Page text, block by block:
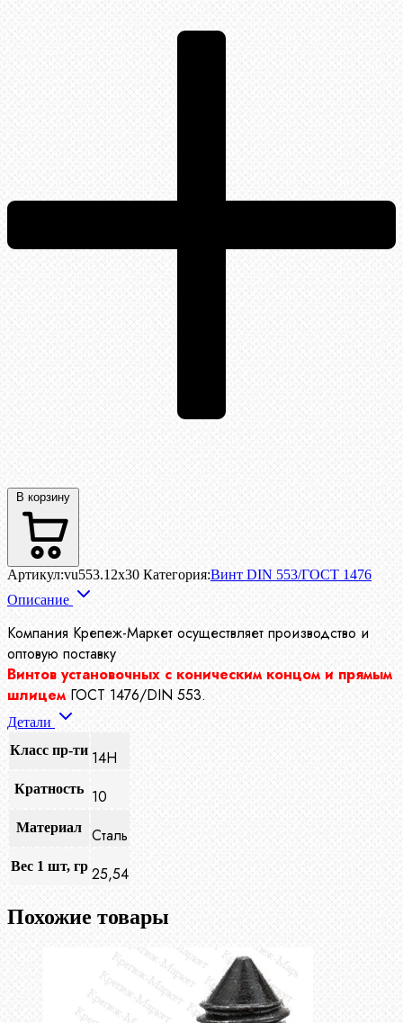
В корзину
Артикул:vu553.12x30 Категория:Винт DIN 553/ГОСТ 1476
Описание
Компания Крепеж-Маркет осуществляет производство и
оптовую поставку
Винтов установочных с коническим концом и прямым
шлицем ГОСТ 1476/DIN 553.
Детали
Класс пр-ти 14Н
Кратность 10
Материал Сталь
Вес 1 шт, гр 25,54
Похожие товары